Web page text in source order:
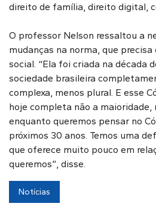
direito de família, direito digital,
O professor Nelson ressaltou a
mudanças na norma, que
social. “Ela foi criada na década
sociedade brasileira
complexa, menos plural. E esse
hoje completa não a maioridade,
enquanto queremos pensar no
próximos 30 anos. Temos uma
que oferece muito pouco em
queremos”, disse.
Notícias